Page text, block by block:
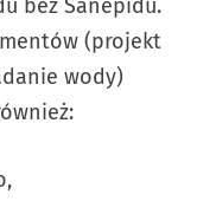
bez Sanepidu.
(projekt
wody)